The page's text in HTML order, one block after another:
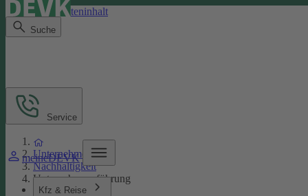
Direkt zum Seiteninhalt
Suche
meineDEVK
Kfz & Reise
Service
Unternehmen
Nachhaltigkeit
Unternehmensführung